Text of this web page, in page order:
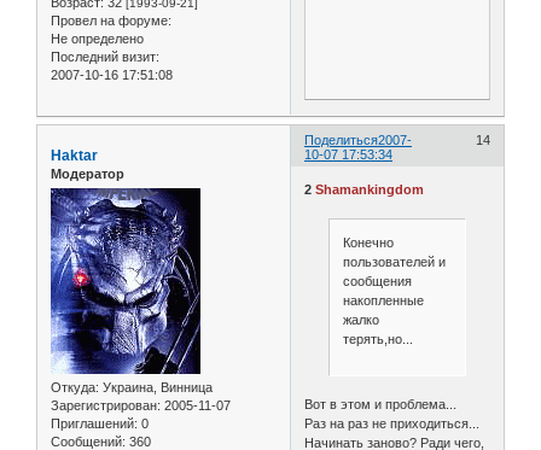
[1993-09-21]
Провел на форуме:
Не определено
Последний визит:
2007-10-16 17:51:08
Поделиться 14
2007-
10-07 17:53:34
Haktar
Модератор
Откуда: Украина, Винница
Зарегистрирован: 2005-11-07
Приглашений: 0
Сообщений: 360
2Shamankingdom
Конечно
пользователей и
сообщения
накопленные
жалко
терять,но...
Вот в этом и проблема...
Раз на раз не приходиться...
Начинать заново? Ради чего,